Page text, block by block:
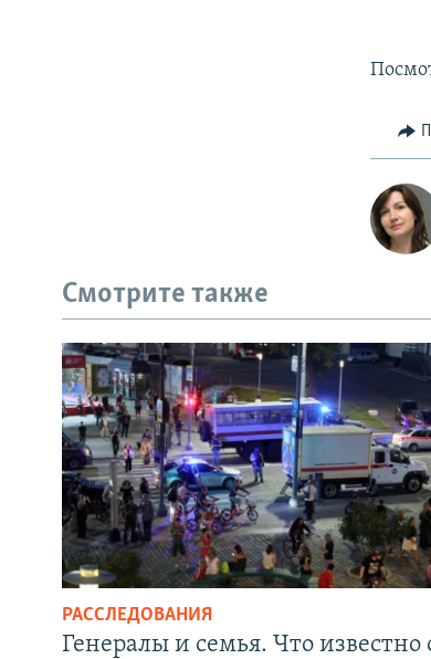
Смотрите также
РАССЛЕДОВАНИЯ
Генералы и семья. Что известно